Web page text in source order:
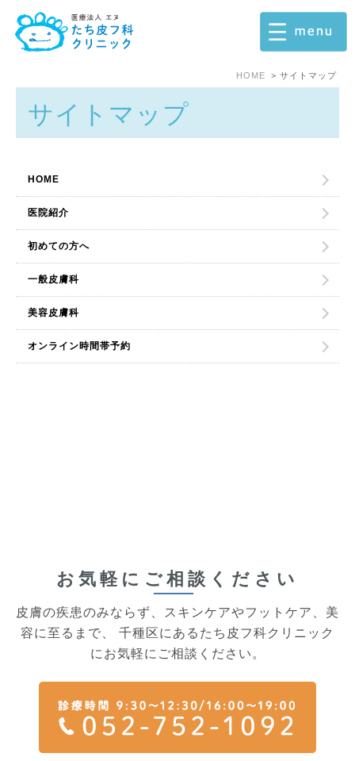
HOME サイトマップ
サイトマップ
HOME
医院紹介
初めての方へ
一般皮膚科
美容皮膚科
オンライン時間帯予約
お気軽にご相談ください
皮膚の疾患のみならず、スキンケアやフットケア、美
容に至るまで、 千種区にあるたち皮フ科クリニック
にお気軽にご相談ください。